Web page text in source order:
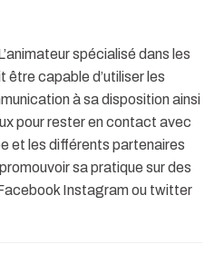
spécialisé dans les
être capable d’utiliser les
à sa disposition ainsi
pour rester en contact avec
et les différents partenaires
sa pratique sur des
Instagram ou twitter